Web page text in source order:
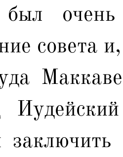
был
совета